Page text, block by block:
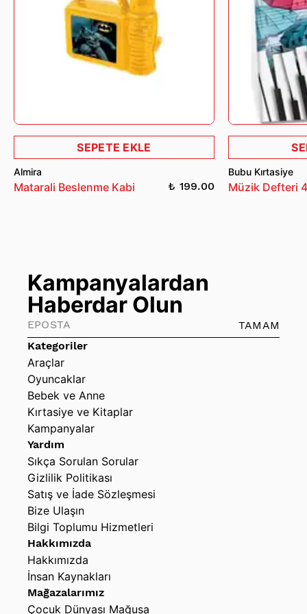
SEPETE EKLE
Almira
Matarali Beslenme Kabi ₺ 199.00
Bubu Kırtasiye
Müzik Defteri
Kategoriler
Araçlar
Oyuncaklar
Bebek ve Anne
Kırtasiye ve Kitaplar
Kampanyalar
Yardım
Sıkça Sorulan Sorular
Gizlilik Politikası
Satış ve İade Sözleşmesi
Bize Ulaşın
Bilgi Toplumu Hizmetleri
Hakkımızda
Hakkımızda
İnsan Kaynakları
Mağazalarımız
Çocuk Dünyası Mağusa
Kampanyalardan
Haberdar Olun
TAMAM